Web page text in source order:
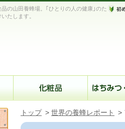
の山田養蜂場。｢ひとりの人の健康｣のた
たします。
トップ > 世界の養蜂レポート >